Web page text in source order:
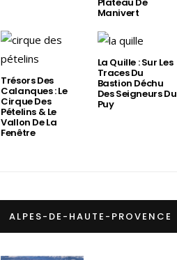
Manivert
Trésors Des
Calanques : Le
Cirque Des
Pételins & Le
Vallon De La
Fenêtre
La Quille : Sur Les
Traces Du
Bastion Déchu
Des Seigneurs Du
Puy
ALPES-DE-HAUTE-PROVENCE